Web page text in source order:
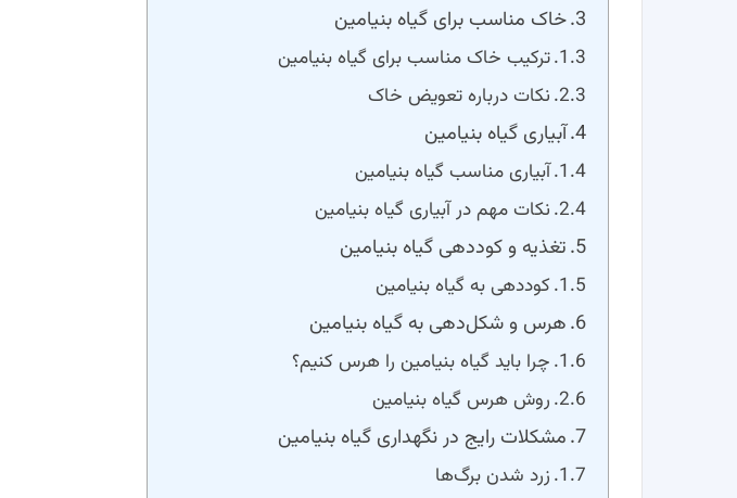
خاک مناسب برای گیاه بنیامین
ترکیب خاک مناسب برای گیاه بنیامین
نکات درباره تعویض خاک
آبیاری گیاه بنیامین
آبیاری مناسب گیاه بنیامین
نکات مهم در آبیاری گیاه بنیامین
تغذیه و کوددهی گیاه بنیامین
کوددهی به گیاه بنیامین
هرس و شکل‌دهی به گیاه بنیامین
چرا باید گیاه بنیامین را هرس کنیم؟
روش هرس گیاه بنیامین
مشکلات رایج در نگهداری گیاه بنیامین
زرد شدن برگ‌ها